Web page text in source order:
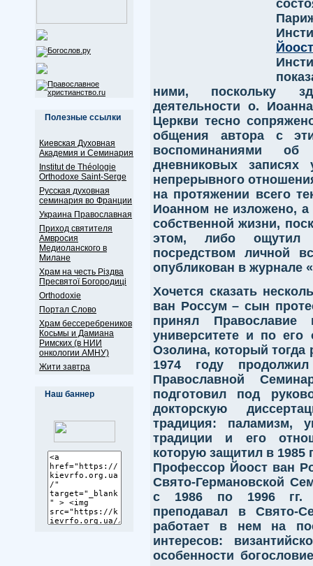
Полезные ссылки
Киевская Духовная
Академия и Семинария
Institut de Théologie
Orthodoxe Saint-Serge
Русская духовная
семинария во Франции
Украина Православная
Приход святителя
Амвросия
Медиоланского в
Милане
Храм на честь Різдва
Пресвятої Богородиці
Оrthodoxie
Портал Слово
Храм бессеребреников
Косьмы и Дамиана
Римских (в НИИ
онкологии АМНУ)
Жити завтра
Наш баннер
ними, поскольку
деятельности о.
Церкви тесно
общения автора с
воспоминаниями
дневниковых
непрерывного
на протяжении всего
Иоанном не изложено, а
собственной жизни,
этом, либо ощутил
посредством личной
опубликован в журнале
Хочется сказать
ван Россум – сын
принял
университете и по его
Озолина, который тогда
1974 году
Православной
подготовил под
докторскую
традиция: паламизм,
традиции и его
которую защитил в 1985
Профессор Йоост ван
Свято-Германовской
с 1986 по 1996 гг.
преподавал в Свято-
работает в нем на
интересов:
особенности